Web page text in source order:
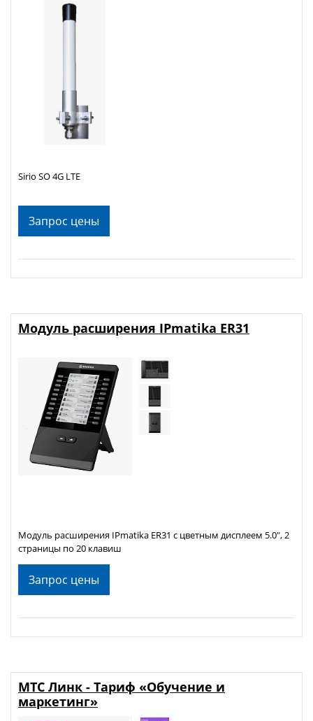
Запрос цены
Sirio SO 4G LTE
Запрос цены
Модуль расширения IPmatika ER31
Модуль расширения IPmatika ER31 с цветным дисплеем 5.0", 2
страницы по 20 клавиш
МТС Линк - Тариф «Обучение и
маркетинг»